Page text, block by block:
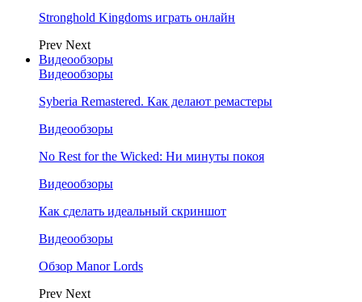
Stronghold Kingdoms играть онлайн
Prev Next
Видеообзоры
Видеообзоры
Syberia Remastered. Как делают ремастеры
Видеообзоры
No Rest for the Wicked: Ни минуты покоя
Видеообзоры
Как сделать идеальный скриншот
Видеообзоры
Обзор Manor Lords
Prev Next